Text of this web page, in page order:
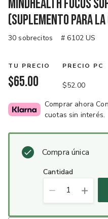
MindHealth Focus
(Suplemento para
30 sobrecitos # 6102 US
TU PRECIO
$65.00
PRECIO PC
$52.00
Comprar ahora Con
cuotas sin interés.
Compra única
cantidad
1